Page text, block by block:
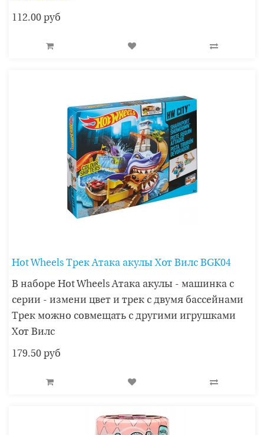
112.00 руб
Hot Wheels Трек Атака акулы Хот Вилс BGK04
В наборе Hot Wheels Атака акулы - машинка с
серии - измени цвет и трек с двумя бассейнами
Трек можно совмещать с другими игрушками
Хот Вилс
179.50 руб